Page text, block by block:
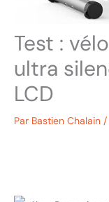
Test :
ultra
LCD
Par Bastien Chalain /